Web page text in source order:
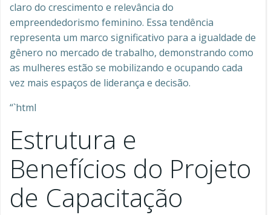
claro do crescimento e relevância do
empreendedorismo feminino. Essa tendência
representa um marco significativo para a igualdade de
gênero no mercado de trabalho, demonstrando como
as mulheres estão se mobilizando e ocupando cada
vez mais espaços de liderança e decisão.
“`html
Estrutura e
Benefícios do Projeto
de Capacitação